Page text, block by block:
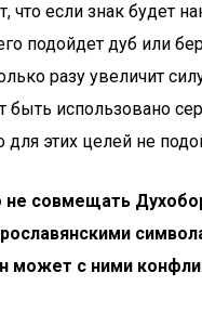
что если знак будет
подойдет дуб или
разу увеличит
быть использовано
для этих целей не
не совмещать
может с ними